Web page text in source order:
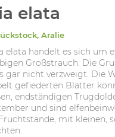
elata
Aralie
elata handelt es sich um
Großstrauch. Die
gar nicht verzweigt. Die
gefiederten Blätter
endständigen
und sind
mit kleinen,